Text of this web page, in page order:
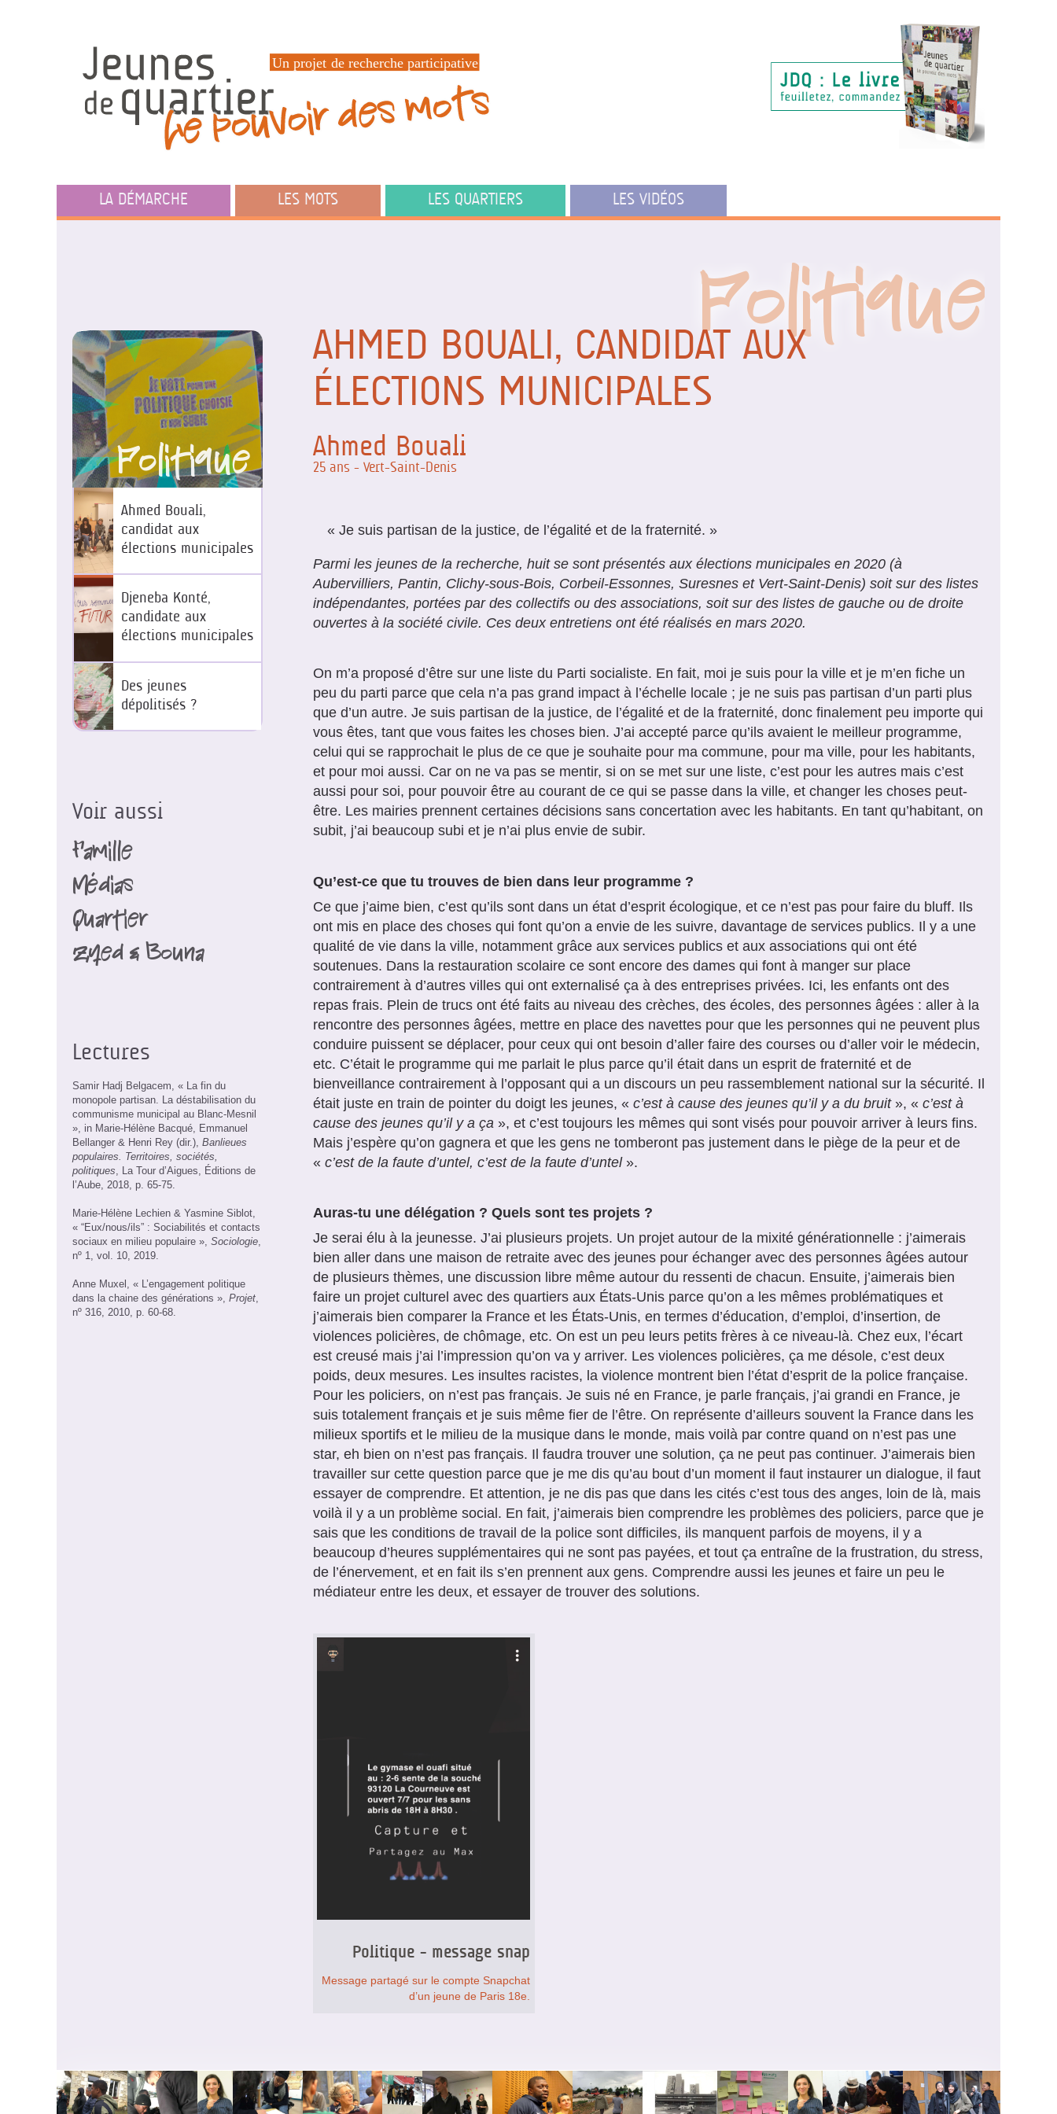
LA DÉMARCHE LES MOTS LES QUARTIERS LES VIDÉOS
Politique
Ahmed Bouali,
candidat aux
élections municipales
Djeneba Konté,
candidate aux
élections municipales
Des jeunes
dépolitisés ?
Voir aussi
Famille
Médias
Quartier
Zyed & Bouna
Lectures
Samir Hadj Belgacem, « La fin du
monopole partisan. La déstabilisation du
communisme municipal au Blanc-Mesnil
», in Marie-Hélène Bacqué, Emmanuel
Bellanger & Henri Rey (dir.), Banlieues
populaires. Territoires, sociétés,
politiques , La Tour d’Aigues, Éditions de
l’Aube, 2018, p. 65-75.
Marie-Hélène Lechien & Yasmine Siblot,
« “Eux/nous/ils” : Sociabilités et contacts
sociaux en milieu populaire », Sociologie
nº 1, vol. 10, 2019.
Anne Muxel, « L’engagement politique
dans la chaine des générations », Projet
nº 316, 2010, p. 60-68.
Politique
AHMED BOUALI, CANDIDAT AUX
ÉLECTIONS MUNICIPALES
Ahmed Bouali
25 ans - Vert-Saint-Denis
« Je suis partisan de la justice, de l’égalité et de la fraternité. »
Parmi les jeunes de la recherche, huit se sont présentés aux élections municipales en 2020 (à
Aubervilliers, Pantin, Clichy-sous-Bois, Corbeil-Essonnes, Suresnes et Vert-Saint-Denis) soit sur des listes
indépendantes, portées par des collectifs ou des associations, soit sur des listes de gauche ou de droite
ouvertes à la société civile. Ces deux entretiens ont été réalisés en mars 2020.
On m’a proposé d’être sur une liste du Parti socialiste. En fait, moi je suis pour la ville et je m’en fiche un
peu du parti parce que cela n’a pas grand impact à l’échelle locale ; je ne suis pas partisan d’un parti plus
que d’un autre. Je suis partisan de la justice, de l’égalité et de la fraternité, donc finalement peu importe qui
vous êtes, tant que vous faites les choses bien. J’ai accepté parce qu’ils avaient le meilleur programme,
celui qui se rapprochait le plus de ce que je souhaite pour ma commune, pour ma ville, pour les habitants,
et pour moi aussi. Car on ne va pas se mentir, si on se met sur une liste, c’est pour les autres mais c’est
aussi pour soi, pour pouvoir être au courant de ce qui se passe dans la ville, et changer les choses peut-
être. Les mairies prennent certaines décisions sans concertation avec les habitants. En tant qu’habitant, on
subit, j’ai beaucoup subi et je n’ai plus envie de subir.
Qu’est-ce que tu trouves de bien dans leur programme ?
Ce que j’aime bien, c’est qu’ils sont dans un état d’esprit écologique, et ce n’est pas pour faire du bluff. Ils
ont mis en place des choses qui font qu’on a envie de les suivre, davantage de services publics. Il y a une
qualité de vie dans la ville, notamment grâce aux services publics et aux associations qui ont été
soutenues. Dans la restauration scolaire ce sont encore des dames qui font à manger sur place
contrairement à d’autres villes qui ont externalisé ça à des entreprises privées. Ici, les enfants ont des
repas frais. Plein de trucs ont été faits au niveau des crèches, des écoles, des personnes âgées : aller à la
rencontre des personnes âgées, mettre en place des navettes pour que les personnes qui ne peuvent plus
conduire puissent se déplacer, pour ceux qui ont besoin d’aller faire des courses ou d’aller voir le médecin,
etc. C’était le programme qui me parlait le plus parce qu’il était dans un esprit de fraternité et de
bienveillance contrairement à l’opposant qui a un discours un peu rassemblement national sur la sécurité. Il
était juste en train de pointer du doigt les jeunes, « c’est à cause des jeunes qu’il y a du bruit», « c’est à
cause des jeunes qu’il y a ça », et c’est toujours les mêmes qui sont visés pour pouvoir arriver à leurs fins.
Mais j’espère qu’on gagnera et que les gens ne tomberont pas justement dans le piège de la peur et de
« c’est de la faute d’untel, c’est de la faute d’untel ».
Auras-tu une délégation ? Quels sont tes projets ?
Je serai élu à la jeunesse. J’ai plusieurs projets. Un projet autour de la mixité générationnelle : j’aimerais
bien aller dans une maison de retraite avec des jeunes pour échanger avec des personnes âgées autour
de plusieurs thèmes, une discussion libre même autour du ressenti de chacun. Ensuite, j’aimerais bien
faire un projet culturel avec des quartiers aux États-Unis parce qu’on a les mêmes problématiques et
j’aimerais bien comparer la France et les États-Unis, en termes d’éducation, d’emploi, d’insertion, de
violences policières, de chômage, etc. On est un peu leurs petits frères à ce niveau-là. Chez eux, l’écart
est creusé mais j’ai l’impression qu’on va y arriver. Les violences policières, ça me désole, c’est deux
poids, deux mesures. Les insultes racistes, la violence montrent bien l’état d’esprit de la police française.
Pour les policiers, on n’est pas français. Je suis né en France, je parle français, j’ai grandi en France, je
suis totalement français et je suis même fier de l’être. On représente d’ailleurs souvent la France dans les
milieux sportifs et le milieu de la musique dans le monde, mais voilà par contre quand on n’est pas une
star, eh bien on n’est pas français. Il faudra trouver une solution, ça ne peut pas continuer. J’aimerais bien
travailler sur cette question parce que je me dis qu’au bout d’un moment il faut instaurer un dialogue, il faut
essayer de comprendre. Et attention, je ne dis pas que dans les cités c’est tous des anges, loin de là, mais
voilà il y a un problème social. En fait, j’aimerais bien comprendre les problèmes des policiers, parce que je
sais que les conditions de travail de la police sont difficiles, ils manquent parfois de moyens, il y a
beaucoup d’heures supplémentaires qui ne sont pas payées, et tout ça entraîne de la frustration, du stress,
de l’énervement, et en fait ils s’en prennent aux gens. Comprendre aussi les jeunes et faire un peu le
médiateur entre les deux, et essayer de trouver des solutions.
Politique - message snap
Message partagé sur le compte Snapchat
d’un jeune de Paris 18e.